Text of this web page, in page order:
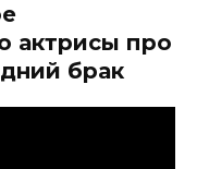
актрисы про
брак